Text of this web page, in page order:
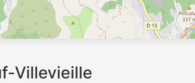
Villevieille